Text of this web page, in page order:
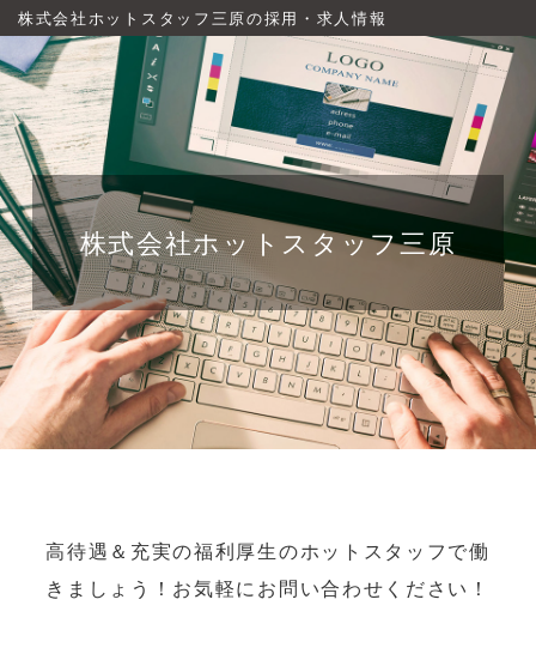
株式会社ホットスタッフ三原の採用・求人情報
株式会社ホットスタッフ三原
高待遇＆充実の福利厚生のホットスタッフで働
きましょう！お気軽にお問い合わせください！